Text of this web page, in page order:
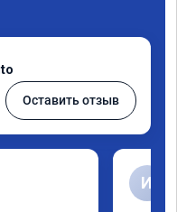
Оставить отзыв
И